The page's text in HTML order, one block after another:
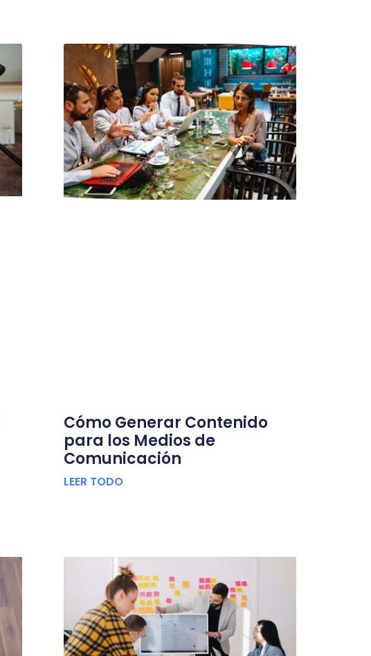
Cómo Generar Contenido
para los Medios de
Comunicación
LEER TODO